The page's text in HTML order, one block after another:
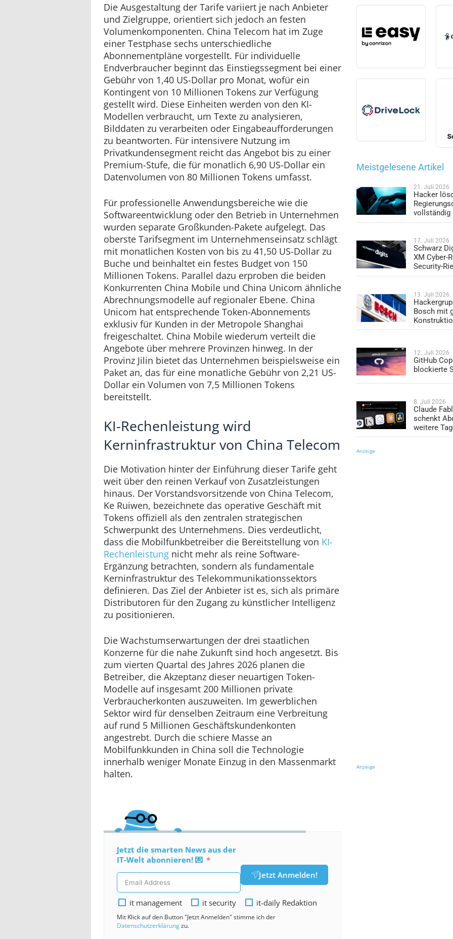
Die Ausgestaltung der Tarife variiert je nach Anbieter
und Zielgruppe, orientiert sich jedoch an festen
Volumenkomponenten. China Telecom hat im Zuge
einer Testphase sechs unterschiedliche
Abonnementpläne vorgestellt. Für individuelle
Endverbraucher beginnt das Einstiegssegment bei einer
Gebühr von 1,40 US-Dollar pro Monat, wofür ein
Kontingent von 10 Millionen Tokens zur Verfügung
gestellt wird. Diese Einheiten werden von den KI-
Modellen verbraucht, um Texte zu analysieren,
Bilddaten zu verarbeiten oder Eingabeaufforderungen
zu beantworten. Für intensivere Nutzung im
Privatkundensegment reicht das Angebot bis zu einer
Premium-Stufe, die für monatlich 6,90 US-Dollar ein
Datenvolumen von 80 Millionen Tokens umfasst.
Für professionelle Anwendungsbereiche wie die
Softwareentwicklung oder den Betrieb in Unternehmen
wurden separate Großkunden-Pakete aufgelegt. Das
oberste Tarifsegment im Unternehmenseinsatz schlägt
mit monatlichen Kosten von bis zu 41,50 US-Dollar zu
Buche und beinhaltet ein festes Budget von 150
Millionen Tokens. Parallel dazu erproben die beiden
Konkurrenten China Mobile und China Unicom ähnliche
Abrechnungsmodelle auf regionaler Ebene. China
Unicom hat entsprechende Token-Abonnements
exklusiv für Kunden in der Metropole Shanghai
freigeschaltet. China Mobile wiederum verteilt die
Angebote über mehrere Provinzen hinweg. In der
Provinz Jilin bietet das Unternehmen beispielsweise ein
Paket an, das für eine monatliche Gebühr von 2,21 US-
Dollar ein Volumen von 7,5 Millionen Tokens
bereitstellt.
KI-Rechenleistung wird
Kerninfrastruktur von China Telecom
Die Motivation hinter der Einführung dieser Tarife geht
weit über den reinen Verkauf von Zusatzleistungen
hinaus. Der Vorstandsvorsitzende von China Telecom,
Ke Ruiwen, bezeichnete das operative Geschäft mit
Tokens offiziell als den zentralen strategischen
Schwerpunkt des Unternehmens. Dies verdeutlicht,
dass die Mobilfunkbetreiber die Bereitstellung von KI-
Rechenleistung nicht mehr als reine Software-
Ergänzung betrachten, sondern als fundamentale
Kerninfrastruktur des Telekommunikationssektors
definieren. Das Ziel der Anbieter ist es, sich als primäre
Distributoren für den Zugang zu künstlicher Intelligenz
zu positionieren.
Die Wachstumserwartungen der drei staatlichen
Konzerne für die nahe Zukunft sind hoch angesetzt. Bis
zum vierten Quartal des Jahres 2026 planen die
Betreiber, die Akzeptanz dieser neuartigen Token-
Modelle auf insgesamt 200 Millionen private
Verbraucherkonten auszuweiten. Im gewerblichen
Sektor wird für denselben Zeitraum eine Verbreitung
auf rund 5 Millionen Geschäftskundenkonten
angestrebt. Durch die schiere Masse an
Mobilfunkkunden in China soll die Technologie
innerhalb weniger Monate Einzug in den Massenmarkt
halten.
Jetzt die smarten News aus der
IT-Welt abonnieren! 💌
Jetzt Anmelden!
it management it security it-daily Redaktion
Mit Klick auf den Button "Jetzt Anmelden" stimme ich der
Datenschutzerklärungzu.
Meistgelesene Artikel
21. Juli 2026
Hacker
vollständig
17. Juli 2026
Schwarz
XM Cyber-
Security-
13. Juli 2026
Bosch mit
12. Juli 2026
GitHub
blockierte
8. Juli 2026
Claude
schenkt
weitere
Anzeige
Anzeige